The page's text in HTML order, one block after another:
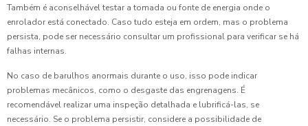
Também é aconselhável testar a tomada ou fonte de energia onde o
enrolador está conectado. Caso tudo esteja em ordem, mas o problema
persista, pode ser necessário consultar um profissional para verificar se há
falhas internas.
No caso de barulhos anormais durante o uso, isso pode indicar
problemas mecânicos, como o desgaste das engrenagens. É
recomendável realizar uma inspeção detalhada e lubrificá-las, se
necessário. Se o problema persistir, considere a possibilidade de